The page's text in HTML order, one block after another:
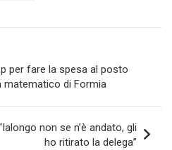
per fare la spesa al posto
matematico di Formia
non se n’è andato, gli
ho ritirato la delega”